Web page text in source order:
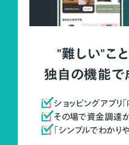
"難しい"こ
独自の機能で
ショッピングアプリ
その場で資金調達が
「シンプルでわか